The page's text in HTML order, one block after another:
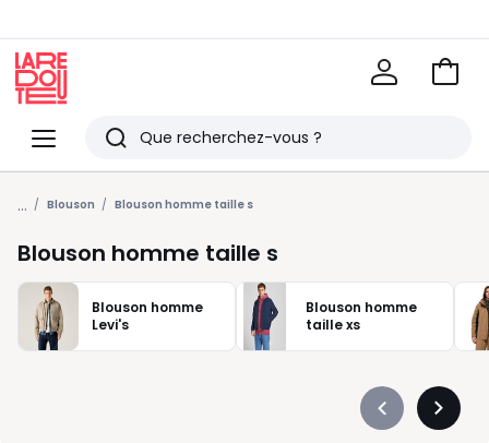
Menu
Redoute
Rechercher
Derniers
articles
vus
Voir
... Blouson Blouson homme taille s
Blouson homme taille s
Blouson homme
Levi's
Blouson homme
taille xs
Précédent